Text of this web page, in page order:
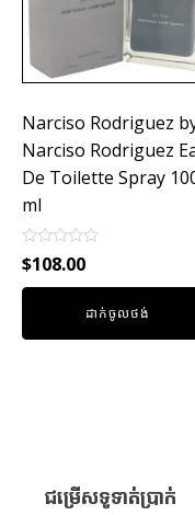
Narciso Rodriguez
Narciso Rodriguez
De Toilette Spray
ml
Rated
0
out
$108.00
ដាក់ចូលថង់
ជម្រើសទូទាត់ប្រាក់